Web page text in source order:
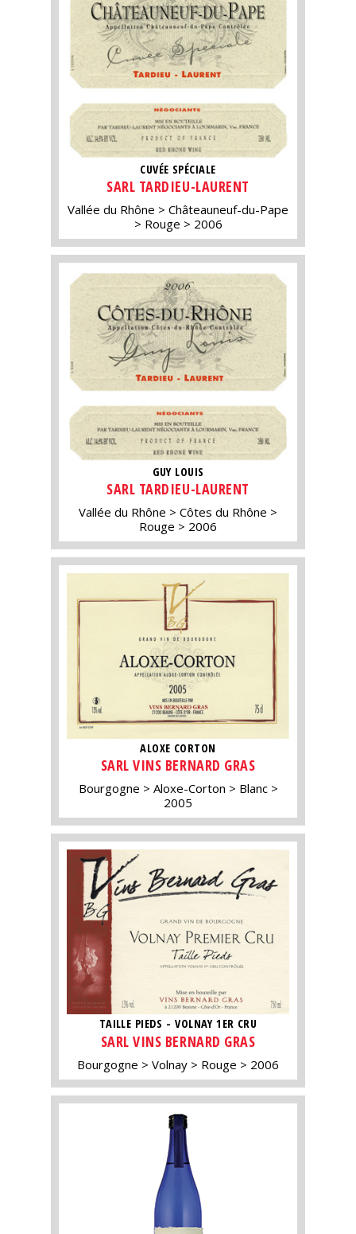
CUVÉE SPÉCIALE
SARL TARDIEU-LAURENT
Vallée du Rhône
Châteauneuf-du-Pape
Rouge
2006
GUY LOUIS
SARL TARDIEU-LAURENT
Vallée du Rhône
Côtes du Rhône
Rouge
2006
ALOXE CORTON
SARL VINS BERNARD GRAS
Bourgogne Aloxe-Corton
Blanc
2005
TAILLE PIEDS - VOLNAY 1ER CRU
SARL VINS BERNARD GRAS
Bourgogne Volnay Rouge 2006